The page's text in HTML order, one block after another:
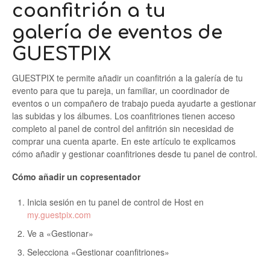
PONTE EN CONTACTO CON
coanfitrión a tu
galería de eventos de
GUESTPIX
GUESTPIX te permite añadir un coanfitrión a la galería de tu
evento para que tu pareja, un familiar, un coordinador de
eventos o un compañero de trabajo pueda ayudarte a gestionar
las subidas y los álbumes. Los coanfitriones tienen acceso
completo al panel de control del anfitrión sin necesidad de
comprar una cuenta aparte. En este artículo te explicamos
cómo añadir y gestionar coanfitriones desde tu panel de control.
Cómo añadir un copresentador
Inicia sesión en tu panel de control de Host en
my.guestpix.com
Ve a «Gestionar»
Selecciona «Gestionar coanfitriones»